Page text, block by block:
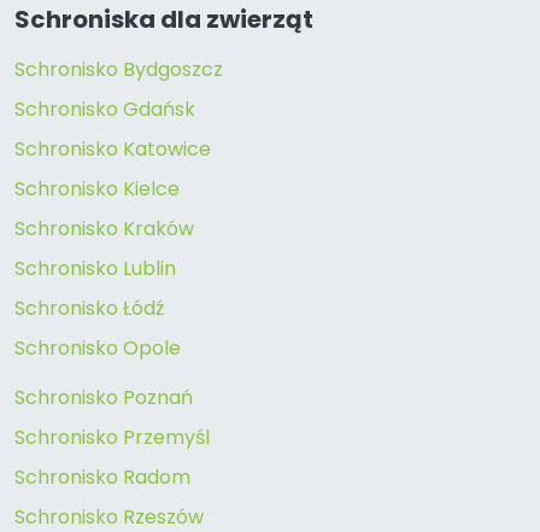
Schroniska dla zwierząt
Schronisko Bydgoszcz
Schronisko Gdańsk
Schronisko Katowice
Schronisko Kielce
Schronisko Kraków
Schronisko Lublin
Schronisko Łódź
Schronisko Opole
Schronisko Poznań
Schronisko Przemyśl
Schronisko Radom
Schronisko Rzeszów